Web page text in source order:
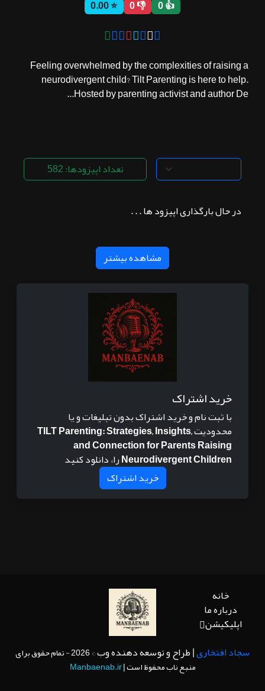
👍 0
👎 0
⭐ 0.00
Feeling overwhelmed by the complexities of raising a
neurodivergent child? Tilt Parenting is here to help.
Hosted by parenting activist and author De...
تعداد اپیزودها: 582
در حال بارگذاری اپیزود ها . . .
مشاهده بیشتر
خرید اشتراک
با ثبت نام و خرید اشتراک بدون تبلیغات و یا
محدودیتTILT Parenting: Strategies, Insights,
and Connection for Parents Raising
Neurodivergent Childrenرا، دانلود کنید
خرید اشتراک
خانه
درباره ما
اپلیکیشن
سجاد افتخاری| طراح و توسعه دهنده وب
© 2026 - تمام حقوق برای
منبع ناب محفوظ است |Manbaenab.ir